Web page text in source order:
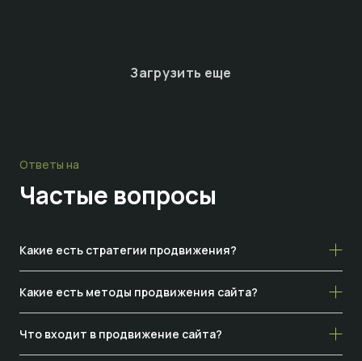
Загрузить еще
Ответы на
Частые вопросы
Какие есть стратегии продвижения?
Какие есть методы продвижения сайта?
Что входит в продвижение сайта?